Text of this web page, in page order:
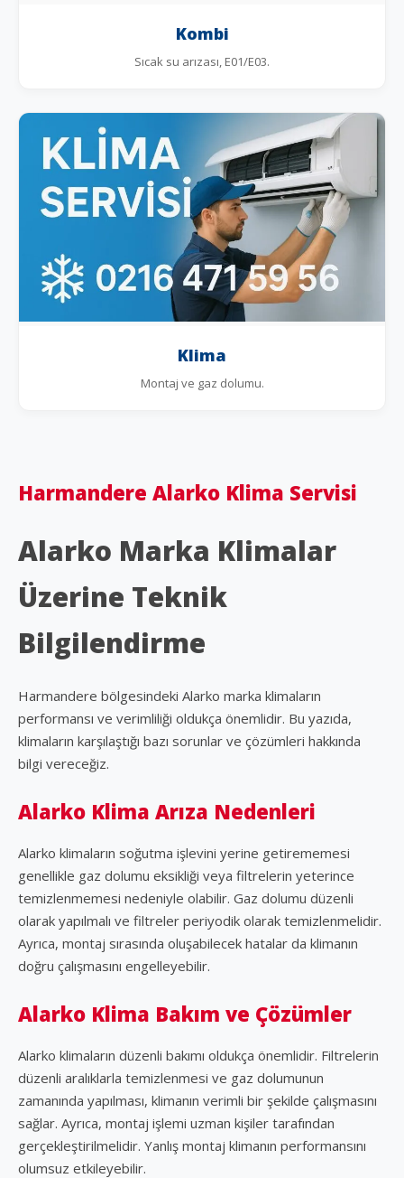
Kombi
Sıcak su arızası, E01/E03.
Klima
Montaj ve gaz dolumu.
Harmandere Alarko Klima Servisi
Alarko Marka Klimalar
Üzerine Teknik
Bilgilendirme
Harmandere bölgesindeki Alarko marka klimaların
performansı ve verimliliği oldukça önemlidir. Bu yazıda,
klimaların karşılaştığı bazı sorunlar ve çözümleri hakkında
bilgi vereceğiz.
Alarko Klima Arıza Nedenleri
Alarko klimaların soğutma işlevini yerine getirememesi
genellikle gaz dolumu eksikliği veya filtrelerin yeterince
temizlenmemesi nedeniyle olabilir. Gaz dolumu düzenli
olarak yapılmalı ve filtreler periyodik olarak temizlenmelidir.
Ayrıca, montaj sırasında oluşabilecek hatalar da klimanın
doğru çalışmasını engelleyebilir.
Alarko Klima Bakım ve Çözümler
Alarko klimaların düzenli bakımı oldukça önemlidir. Filtrelerin
düzenli aralıklarla temizlenmesi ve gaz dolumunun
zamanında yapılması, klimanın verimli bir şekilde çalışmasını
sağlar. Ayrıca, montaj işlemi uzman kişiler tarafından
gerçekleştirilmelidir. Yanlış montaj klimanın performansını
olumsuz etkileyebilir.